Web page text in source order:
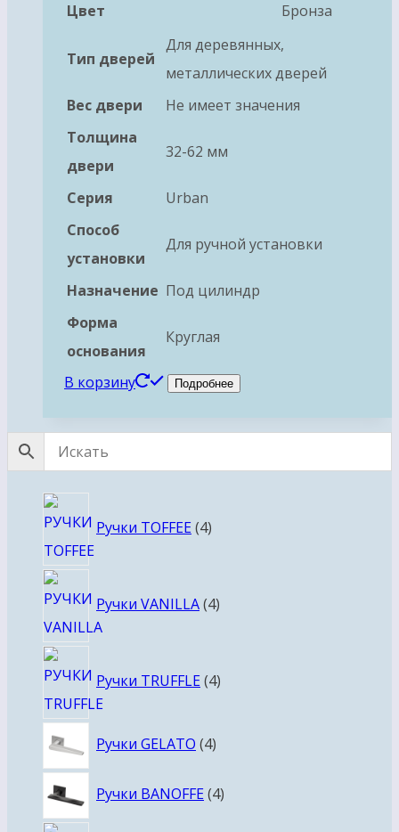
Цвет Бронза
Тип дверей
Для деревянных,
металлических дверей
Вес двери
Не имеет значения
Толщина
двери
32-62 мм
Серия
Urban
Способ
установки
Для ручной установки
Назначение Под цилиндр
Форма
основания
Круглая
В корзину Подробнее
Ручки TOFFEE 4товара
Ручки VANILLA 4товара
Ручки TRUFFLE 4товара
Ручки GELATO 44
Ручки BANOFFE 44